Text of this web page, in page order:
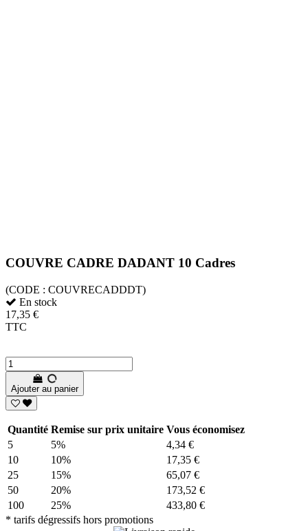
COUVRE CADRE DADANT 10 Cadres
(CODE : COUVRECADDDT)
En stock
17,35 €
TTC
Ajouter au panier
Quantité Remise sur prix unitaire Vous économisez
5
5%
4,34 €
10
10%
17,35 €
25
15%
65,07 €
50
20%
173,52 €
100
25%
433,80 €
* tarifs dégressifs hors promotions